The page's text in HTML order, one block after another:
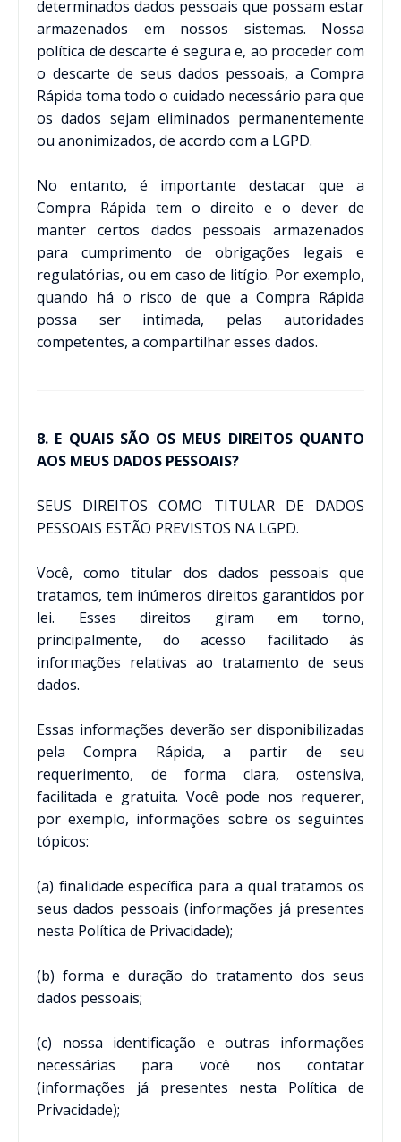
determinados dados pessoais que possam estar
armazenados em nossos sistemas. Nossa
política de descarte é segura e, ao proceder com
o descarte de seus dados pessoais, a Compra
Rápida toma todo o cuidado necessário para que
os dados sejam eliminados permanentemente
ou anonimizados, de acordo com a LGPD.
No entanto, é importante destacar que a
Compra Rápida tem o direito e o dever de
manter certos dados pessoais armazenados
para cumprimento de obrigações legais e
regulatórias, ou em caso de litígio. Por exemplo,
quando há o risco de que a Compra Rápida
possa ser intimada, pelas autoridades
competentes, a compartilhar esses dados.
8. E QUAIS SÃO OS MEUS DIREITOS QUANTO
AOS MEUS DADOS PESSOAIS?
SEUS DIREITOS COMO TITULAR DE DADOS
PESSOAIS ESTÃO PREVISTOS NA LGPD.
Você, como titular dos dados pessoais que
tratamos, tem inúmeros direitos garantidos por
lei. Esses direitos giram em torno,
principalmente, do acesso facilitado às
informações relativas ao tratamento de seus
dados.
Essas informações deverão ser disponibilizadas
pela Compra Rápida, a partir de seu
requerimento, de forma clara, ostensiva,
facilitada e gratuita. Você pode nos requerer,
por exemplo, informações sobre os seguintes
tópicos:
(a) finalidade específica para a qual tratamos os
seus dados pessoais (informações já presentes
nesta Política de Privacidade);
(b) forma e duração do tratamento dos seus
dados pessoais;
(c) nossa identificação e outras informações
necessárias para você nos contatar
(informações já presentes nesta Política de
Privacidade);